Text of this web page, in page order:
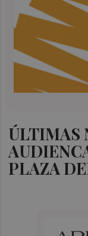
ÚLTIMAS
PLAZA